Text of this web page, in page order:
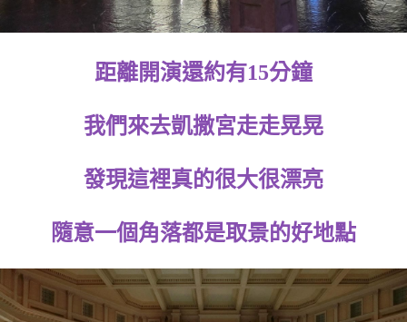
距離開演還約有15分鐘
我們來去凱撒宮走走晃晃
發現這裡真的很大很漂亮
隨意一個角落都是取景的好地點